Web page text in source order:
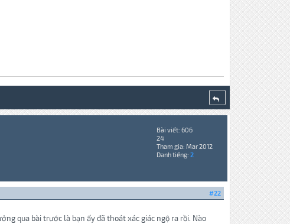
Bài viết: 606
24
Tham gia: Mar 2012
Danh tiếng: 2
#22
qua bài trước là bạn ấy đã thoát xác giác ngộ ra rồi. Nào